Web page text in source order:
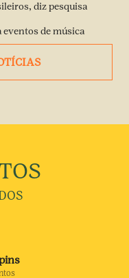
diz pesquisa
eventos de música